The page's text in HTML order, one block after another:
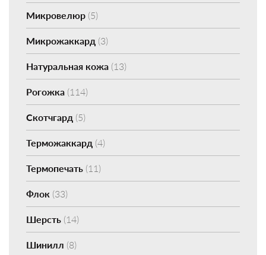
Микровелюр (5)
Микрожаккард (3)
Натуральная кожа (13)
Рогожка (114)
Скотчгард (5)
Терможаккард (4)
Термопечать (11)
Флок (33)
Шерсть (14)
Шинилл (8)